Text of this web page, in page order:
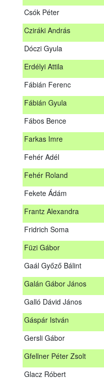
Csók Péter
Cziráki András
Dóczi Gyula
Erdélyi Attila
Fábián Ferenc
Fábián Gyula
Fábos Bence
Farkas Imre
Fehér Adél
Fehér Roland
Fekete Ádám
Frantz Alexandra
Fridrich Soma
Füzi Gábor
Gaál Győző Bálint
Galán Gábor János
Galló Dávid János
Gáspár István
Gersli Gábor
Gfellner Péter Zsolt
Glacz Róbert
Cseri Árpád
Cserményiné Váradi
Csók Péter
Fekete Ádám
Gaál Győző Bálint